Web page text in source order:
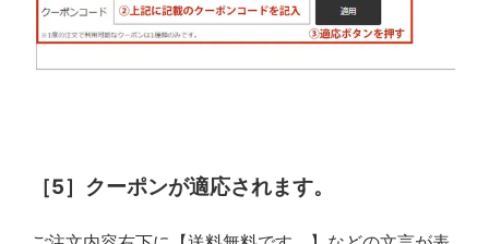
［5］クーポンが適応されます。